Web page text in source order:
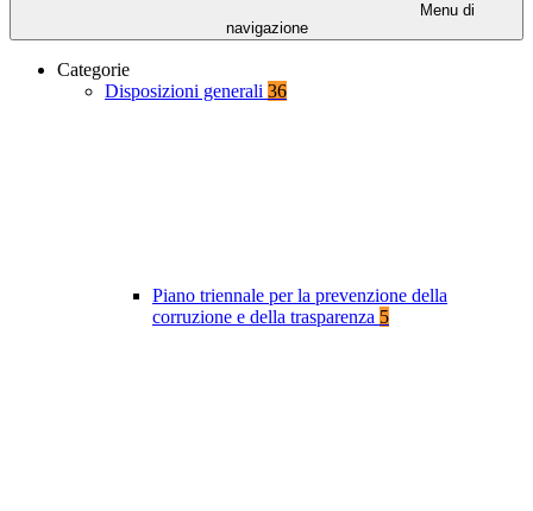
Menu di
navigazione
Categorie
Disposizioni generali 36
Piano triennale per la prevenzione della
corruzione e della trasparenza 5